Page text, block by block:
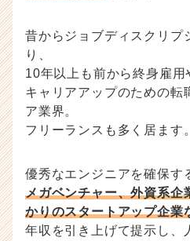
ト
ア
キ
ャ
ア
h
e
e
r
C
昔からジョブディスクリプ
り、
10年以上も前から終身雇用
キャリアアップのための転
ア業界。
フリーランスも多く居ます。
優秀なエンジニアを確保す
メガベンチャー、外資系企
かりのスタートアップ企業
年収を引き上げて提示し、